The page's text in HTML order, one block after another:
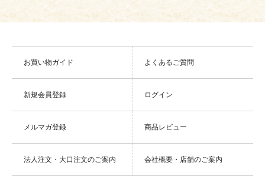
お買い物ガイド よくあるご質問
新規会員登録 ログイン
メルマガ登録 商品レビュー
法人注文・大口注文のご案内 会社概要・店舗のご案内